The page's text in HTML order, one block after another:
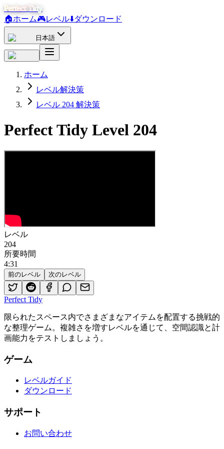
Perfect Tidy
🏠ホーム🎮レベル⬇️ダウンロード
日本語
ホーム
レベル解決策
レベル 204 解決策
Perfect Tidy Level 204
レベル
204
所要時間
4:31
前のレベル 次のレベル
Perfect Tidy
限られたスペース内でさまざまなアイテムを配置する挑戦的
な整理ゲーム。複雑さを増すレベルを通じて、空間認識と計
画能力をテストしましょう。
ゲーム
レベルガイド
ダウンロード
サポート
お問い合わせ